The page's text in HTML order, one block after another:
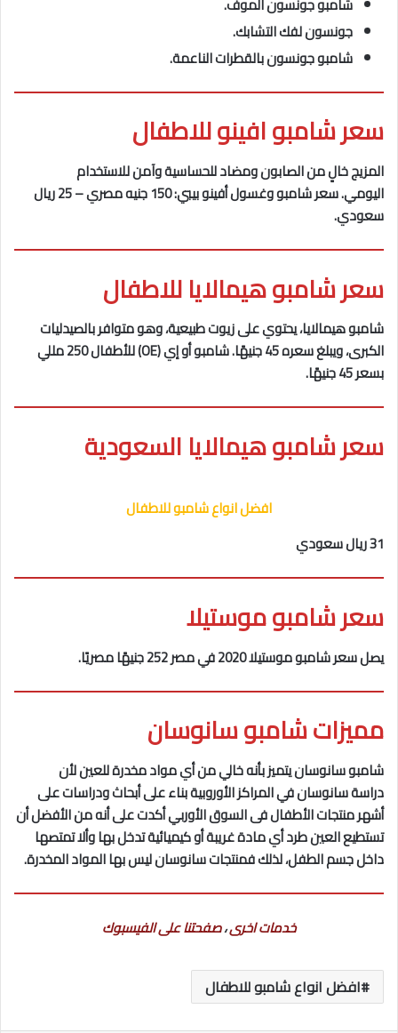
جونسون لفك التشابك.
شامبو جونسون بالقطرات الناعمة.
سعر شامبو افينو للاطفال
المزيج خالٍ من الصابون ومضاد للحساسية وآمن للاستخدام
اليومي. سعر شامبو وغسول أفينو بيبي: 150 جنيه مصري – 25 ريال
سعودي.
سعر شامبو هيمالايا للاطفال
شامبو هيمالايا، يحتوي على زيوت طبيعية، وهو متوافر بالصيدليات
الكبرى، ويبلغ سعره 45 جنيهًا. شامبو أو إي (OE) للأطفال 250 مللي
بسعر 45 جنيهًا.
سعر شامبو هيمالايا السعودية
افضل انواع شامبو للاطفال
31 ريال سعودي
سعر شامبو موستيلا
يصل سعر شامبو موستيلا 2020 في مصر 252 جنيهًا مصريًا.
مميزات شامبو سانوسان
شامبو سانوسان يتميز بأنه خالي من أي مواد مخدرة للعين لأن
دراسة سانوسان في المراكز الأوروبية بناء على أبحاث ودراسات على
أشهر منتجات الأطفال فى السوق الأوربي أكدت على أنه من الأفضل أن
تستطيع العين طرد أي مادة غريبة أو كيميائية تدخل بها وألا تمتصها
داخل جسم الطفل، لذلك فمنتجات سانوسان ليس بها المواد المخدرة.
خدمات اخرى،صفحتنا على الفيسبوك
افضل انواع شامبو للاطفال